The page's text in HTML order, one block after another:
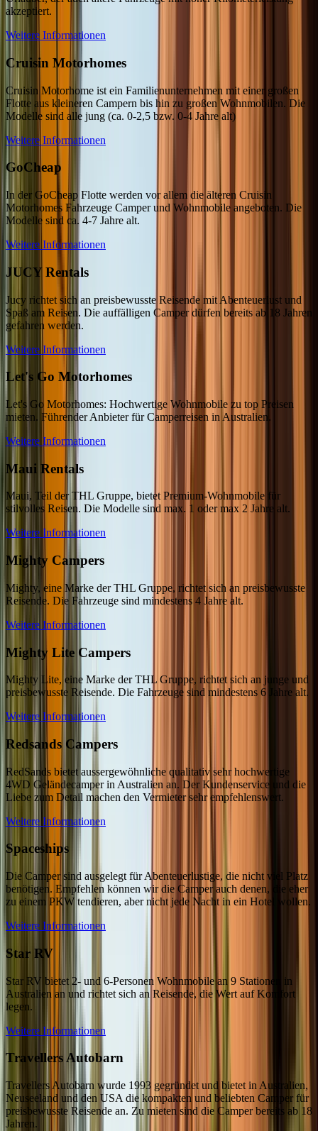
akzeptiert.
Weitere Informationen
Cruisin Motorhomes
Cruisin Motorhome ist ein Familienunternehmen mit einer großen
Flotte aus kleineren Campern bis hin zu großen Wohnmobilen. Die
Modelle sind alle jung (ca. 0-2,5 bzw. 0-4 Jahre alt)
Weitere Informationen
GoCheap
In der GoCheap Flotte werden vor allem die älteren Cruisin
Motorhomes Fahrzeuge Camper und Wohnmobile angeboten. Die
Modelle sind ca. 4-7 Jahre alt.
Weitere Informationen
JUCY Rentals
Jucy richtet sich an preisbewusste Reisende mit Abenteuerlust und
Spaß am Reisen. Die auffälligen Camper dürfen bereits ab 18 Jahren
gefahren werden.
Weitere Informationen
Let's Go Motorhomes
Let's Go Motorhomes: Hochwertige Wohnmobile zu top Preisen
mieten. Führender Anbieter für Camperreisen in Australien.
Weitere Informationen
Maui Rentals
Maui, Teil der THL Gruppe, bietet Premium-Wohnmobile für
stilvolles Reisen. Die Modelle sind max. 1 oder max 2 Jahre alt.
Weitere Informationen
Mighty Campers
Mighty, eine Marke der THL Gruppe, richtet sich an preisbewusste
Reisende. Die Fahrzeuge sind mindestens 4 Jahre alt.
Weitere Informationen
Mighty Lite Campers
Mighty Lite, eine Marke der THL Gruppe, richtet sich an junge und
preisbewusste Reisende. Die Fahrzeuge sind mindestens 6 Jahre alt.
Weitere Informationen
Redsands Campers
RedSands bietet aussergewöhnliche qualitativ sehr hochwertige
4WD Geländecamper in Australien an. Der Kundenservice und die
Liebe zum Detail machen den Vermieter sehr empfehlenswert.
Weitere Informationen
Spaceships
Die Camper sind ausgelegt für Abenteuerlustige, die nicht viel Platz
benötigen. Empfehlen können wir die Camper auch denen, die eher
zu einem PKW tendieren, aber nicht jede Nacht in ein Hotel wollen.
Weitere Informationen
Star RV
Star RV bietet 2- und 6-Personen Wohnmobile an 9 Stationen in
Australien an und richtet sich an Reisende, die Wert auf Komfort
legen.
Weitere Informationen
Travellers Autobarn
Travellers Autobarn wurde 1993 gegründet und bietet in Australien,
Neuseeland und den USA die kompakten und beliebten Camper für
preisbewusste Reisende an. Zu mieten sind die Camper bereits ab 18
Jahren.